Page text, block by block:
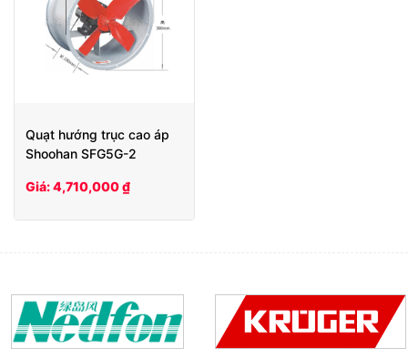
Quạt hướng trục cao áp
Shoohan SFG5G-2
Giá: 4,710,000 ₫